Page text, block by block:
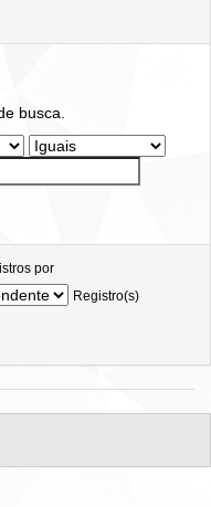
busca.
por
Registro(s)